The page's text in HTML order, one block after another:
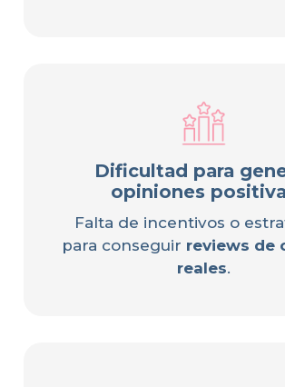
Dificultad para
opiniones
Falta de incentivos o
para conseguir reviews de
reales.